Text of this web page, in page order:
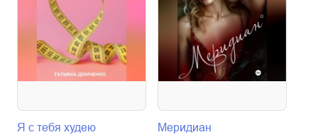
Я с тебя худею
Меридиан